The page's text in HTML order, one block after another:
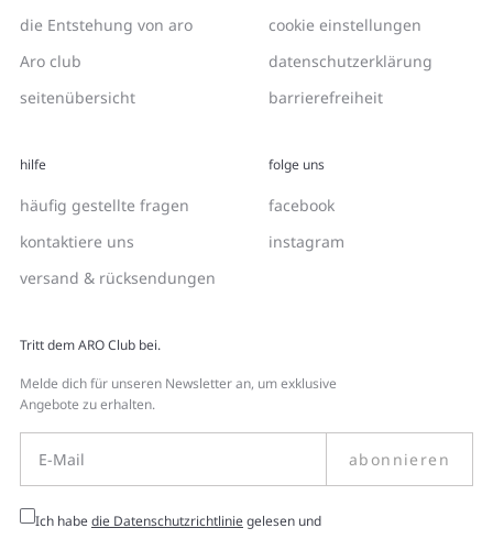
die Entstehung von aro
Aro club
seitenübersicht
cookie einstellungen
datenschutzerklärung
barrierefreiheit
hilfe
häufig gestellte fragen
kontaktiere uns
versand & rücksendungen
folge uns
facebook
instagram
Tritt dem ARO Club bei.
Melde dich für unseren Newsletter an, um exklusive
Angebote zu erhalten.
abonnieren
Ich habedie Datenschutzrichtliniegelesen und